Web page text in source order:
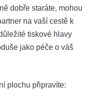
dobře staráte, mohou
na vaší cestě k
tiskové hlavy
jako péče o váš
plochu připravíte: